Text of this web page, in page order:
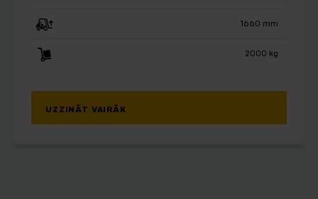
1660 mm
2000 kg
UZZINĀT VAIRĀK